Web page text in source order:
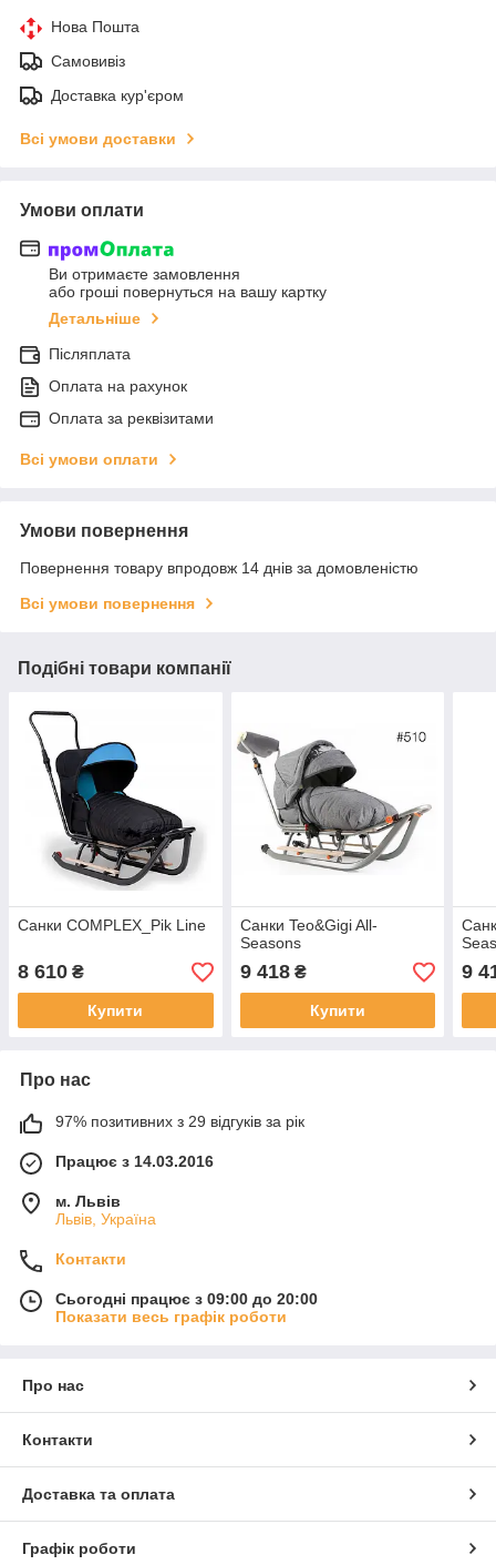
Нова Пошта
Самовивіз
Доставка кур'єром
Всі умови доставки
Умови оплати
Ви отримаєте замовлення
або гроші повернуться на вашу картку
Детальніше
Післяплата
Оплата на рахунок
Оплата за реквізитами
Всі умови оплати
Умови повернення
Повернення товару впродовж 14 днів за домовленістю
Всі умови повернення
Подібні товари компанії
Санки COMPLEX_Pik Line
8 610 ₴
Купити
Санки Teo&Gigi All-
Seasons
9 418₴
Купити
9
Про нас
97% позитивних з 29 відгуків за рік
Працює з 14.03.2016
м. Львів
Львів, Україна
Контакти
Сьогодні працює з 09:00 до 20:00
Показати весь графік роботи
Про нас
Контакти
Доставка та оплата
Графік роботи